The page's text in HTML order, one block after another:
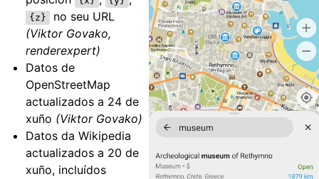
{z} no seu URL
(Viktor Govako,
renderexpert)
Datos de
OpenStreetMap
actualizados a 24 de
xuño (Viktor Govako)
Datos da Wikipedia
actualizados a 20 de
xuño, incluídos